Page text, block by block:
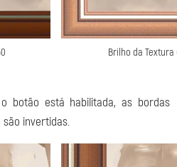
Brilho da Textura
botão está habilitada, as bordas
invertidas.